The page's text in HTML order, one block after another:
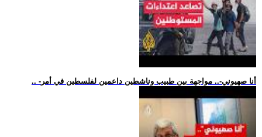
.. -أنا صهيوني-.. مواجهة بين طبيب وناشطين داعمين لفلسطين في أمر